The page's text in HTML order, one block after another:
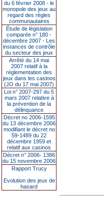
du 6 février 2008 - le
monopole des jeux au
regard des règles
communautaires
Étude de législation
comparée n° 180 -
décembre 2007 - Les
instances de contrôle
du secteur des jeux
Arrêté du 14 mai
2007 relatif à la
réglementation des
jeux dans les casinos
(JO du 17 mai 2007)
Loi n° 2007-297 du 5
mars 2007 relative à
la prévention de la
délinquance
Décret no 2006-1595
du 13 décembre 2006
modifiant le décret no
59-1489 du 22
décembre 1959 et
relatif aux casinos
Décret n° 2006- 1386
du 15 novembre 2006
Rapport Trucy
Evolution des jeux de
hasard